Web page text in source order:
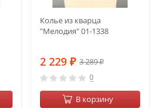
Колье из кварца
"Мелодия" 01-1338
2 229 ₽ 3 289₽
0
В корзину